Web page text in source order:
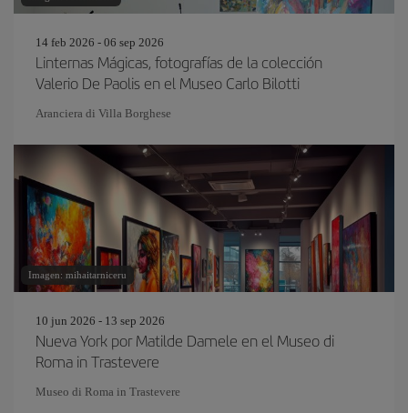
14 feb 2026 - 06 sep 2026
Linternas Mágicas, fotografías de la colección
Valerio De Paolis en el Museo Carlo Bilotti
Aranciera di Villa Borghese
Imagen: mihaitarniceru
10 jun 2026 - 13 sep 2026
Nueva York por Matilde Damele en el Museo di
Roma in Trastevere
Museo di Roma in Trastevere